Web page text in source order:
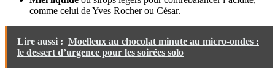
comme celui de Yves Rocher ou César.
Lire aussi : Moelleux au chocolat minute au micro-ondes :
le dessert d’urgence pour les soirées solo